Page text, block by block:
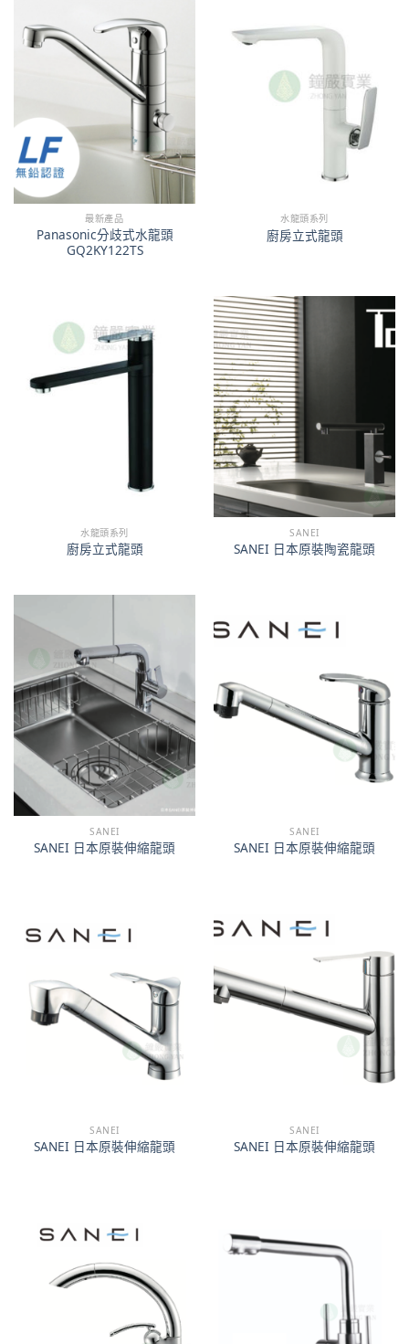
最新產品
Panasonic分歧式水龍頭
GQ2KY122TS
水龍頭系列
廚房立式龍頭
水龍頭系列
廚房立式龍頭
SANEI
SANEI 日本原裝陶瓷龍頭
SANEI
SANEI 日本原裝伸縮龍頭
SANEI
SANEI 日本原裝伸縮龍頭
SANEI
SANEI 日本原裝伸縮龍頭
SANEI
SANEI 日本原裝伸縮龍頭